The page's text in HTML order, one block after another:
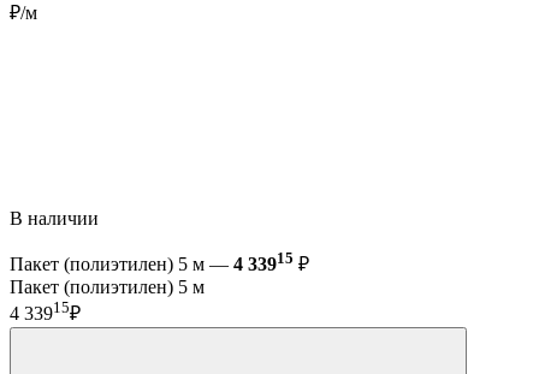
₽/м
В наличии
Пакет (полиэтилен) 5 м — 4 33915 ₽
Пакет (полиэтилен) 5 м
4 33915₽